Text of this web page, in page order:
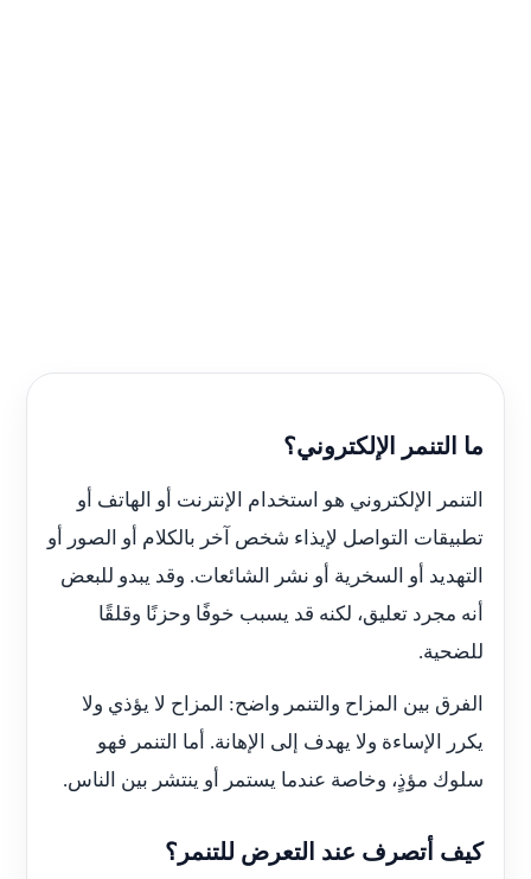
ما التنمر الإلكتروني؟
التنمر الإلكتروني هو استخدام الإنترنت أو الهاتف أو
تطبيقات التواصل لإيذاء شخص آخر بالكلام أو الصور أو
التهديد أو السخرية أو نشر الشائعات. وقد يبدو للبعض
أنه مجرد تعليق، لكنه قد يسبب خوفًا وحزنًا وقلقًا
للضحية.
الفرق بين المزاح والتنمر واضح: المزاح لا يؤذي ولا
يكرر الإساءة ولا يهدف إلى الإهانة. أما التنمر فهو
سلوك مؤذٍ، وخاصة عندما يستمر أو ينتشر بين الناس.
كيف أتصرف عند التعرض للتنمر؟